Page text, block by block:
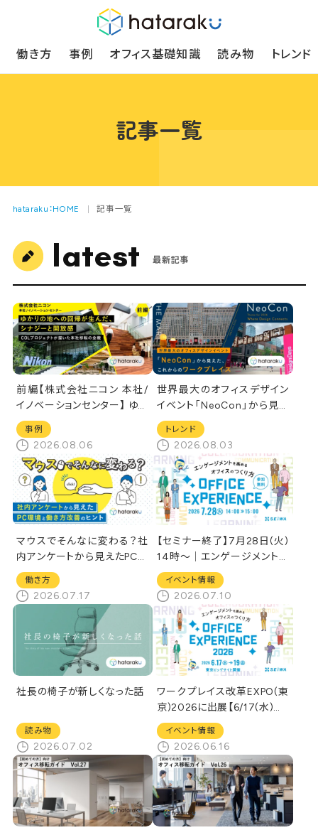
働き方 事例 オフィス基礎知識 読み物 トレンド
記事一覧
hataraku：HOME 記事一覧
latest 最新記事
前編【株式会社ニコン 本社/
イノベーションセンター】 ゆか
りの地への回帰が生んだ、シ
ナジーと開放感──COLプ
ロジェクトが描いた本社移転
の全貌
事例
2026.08.06
世界最大のオフィスデザイン
イベント「NeoCon」から見え
た、これからのワークプレイス
トレンド
2026.08.03
マウスでそんなに変わる？社
内アンケートから見えたPC環
境と働き方改善のヒント
働き方
2026.07.17
【セミナー終了】7月28日(火)
14時～│エンゲージメントを
高めるオフィスのつくり方[オ
ンラインセミナー]
イベント情報
2026.07.10
社長の椅子が新しくなった話
読み物
2026.07.02
ワークプレイス改革EXPO(東
京)2026に出展【6/17(水)～1
9(金)】
イベント情報
2026.06.16